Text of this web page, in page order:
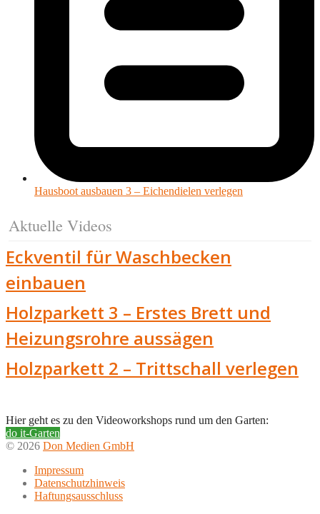
Hausboot ausbauen 3 – Eichendielen verlegen
Aktuelle Videos
Eckventil für Waschbecken
einbauen
Holzparkett 3 – Erstes Brett und
Heizungsrohre aussägen
Holzparkett 2 – Trittschall verlegen
Hier geht es zu den Videoworkshops rund um den Garten:
do it-Garten
© 2026 Don Medien GmbH
Impressum
Datenschutzhinweis
Haftungsausschluss